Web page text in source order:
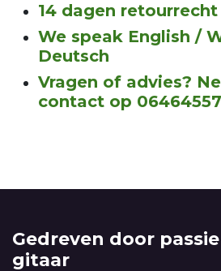
14 dagen retourrecht
We speak English /
Deutsch
Vragen of advies?
contact op
Gedreven door
gitaar